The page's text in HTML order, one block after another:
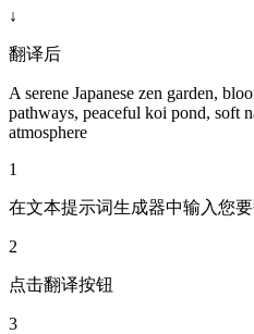
↓
翻译后
A serene Japanese zen garden,
pathways, peaceful koi pond, soft
atmosphere
1
在文本提示词生成器中输入您
2
点击翻译按钮
3